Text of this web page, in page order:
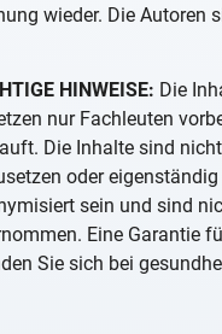
wieder. Die Autoren
HINWEISE: Die
nur Fachleuten
Die Inhalte sind
oder
sein und sind
Eine Garantie
Sie sich bei